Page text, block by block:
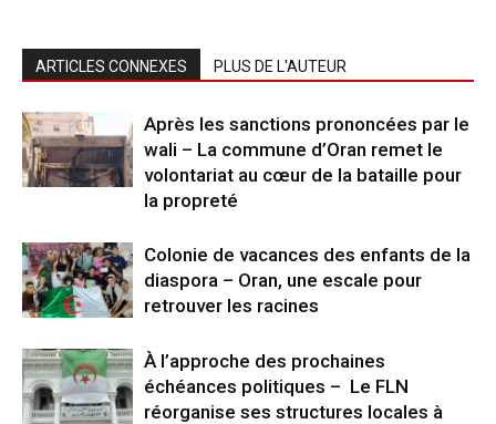
ARTICLES CONNEXES PLUS DE L'AUTEUR
Après les sanctions prononcées par le
wali – La commune d’Oran remet le
volontariat au cœur de la bataille pour
la propreté
Colonie de vacances des enfants de la
diaspora – Oran, une escale pour
retrouver les racines
À l’approche des prochaines
échéances politiques – Le FLN
réorganise ses structures locales à